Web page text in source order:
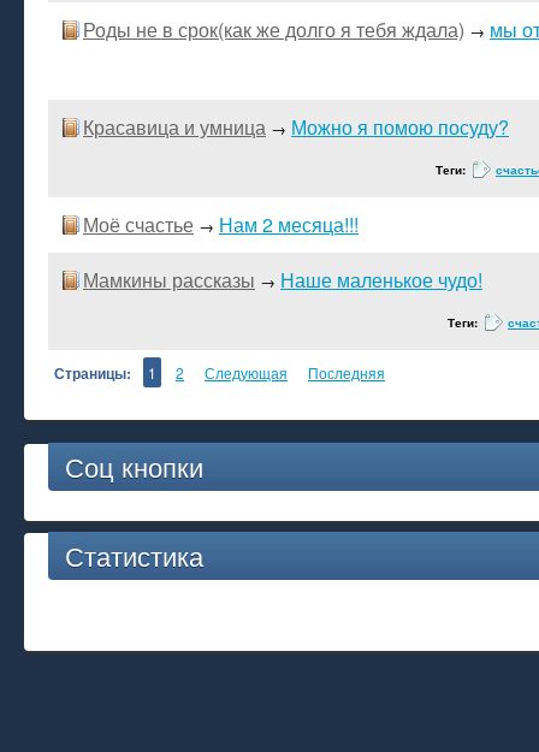
Роды не в срок(как же долго я тебя ждала) → мы
Красавица и умница → Можно я помою посуду?
Теги:
Моё счастье → Нам 2 месяца!!!
Мамкины рассказы → Наше маленькое чудо!
Теги:
Страницы: 1 2 Следующая Последняя
Соц кнопки
Статистика